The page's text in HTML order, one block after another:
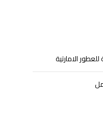
الامارتية